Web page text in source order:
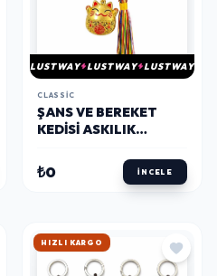
LUSTWAY LUSTWAY LUSTWAY
CLASSIC
ŞANS VE BEREKET
KEDISI ASKILIK
₺0 İNCELE
HIZLI KARGO